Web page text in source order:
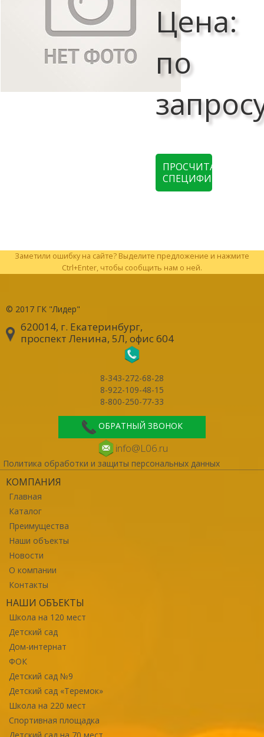
Цена:
по
ПРОСЧИТАТЬ
СПЕЦИФИКАЦИЮ
Заметили ошибку на сайте? Выделите предложение и нажмите
Ctrl+Enter, чтобы сообщить нам о ней.
© 2017 ГК "Лидер"
620014, г. Екатеринбург,
проспект Ленина, 5Л, офис 604
8-343-272-68-28
8-922-109-48-15
8-800-250-77-33
ОБРАТНЫЙ ЗВОНОК
info@L06.ru
Политика обработки и защиты персональных данных
КОМПАНИЯ
Главная
Каталог
Преимущества
Наши объекты
Новости
О компании
Контакты
НАШИ ОБЪЕКТЫ
Школа на 120 мест
Детский сад
Дом-интернат
ФОК
Детский сад №9
Детский сад «Теремок»
Школа на 220 мест
Спортивная площадка
Детский сад на 70 мест